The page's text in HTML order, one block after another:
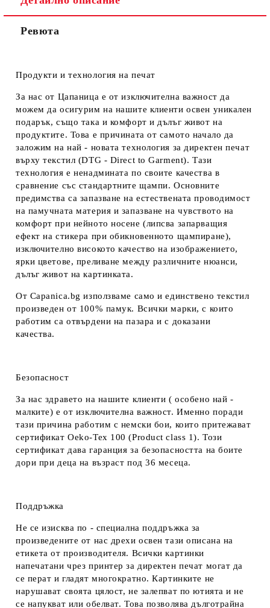
Ревюта
Продукти и технология на печат
За нас от Цапаница е от изключителна важност да
можем да осигурим на нашите клиенти освен уникален
подарък, също така и комфорт и дълъг живот на
продуктите. Това е причината от самото начало да
заложим на най - новата технология за директен печат
върху текстил (DTG - Direct to Garment). Тази
технология е ненадмината по своите качества в
сравнение със стандартните щампи. Основните
предимства са запазване на естествената проводимост
на памучната материя и запазване на чувството на
комфорт при нейното носене (липсва запарващия
ефект на стикера при обикновенното щампиране),
изключително високото качество на изображението,
ярки цветове, преливане между различните нюанси,
дълъг живот на картинката.
От Capanica.bg използваме само и единствено текстил
произведен от 100% памук. Всички марки, с които
работим са отвърдени на пазара и с доказани
качества.
Безопасност
За нас здравето на нашите клиенти ( особено най -
малките) е от изключителна важност. Именно поради
тази причина работим с немски бои, които притежават
сертификат Oeko-Tex 100 (Product class 1). Този
сертификат дава гаранция за безопасността на боите
дори при деца на възраст под 36 месеца.
Поддръжка
Не се изисква по - специална поддръжка за
произведените от нас дрехи освен тази описана на
етикета от производителя. Всички картинки
напечатани чрез принтер за директен печат могат да
се перат и гладят многократно. Картинките не
нарушават своята цялост, не залепват по ютията и не
се напукват или обелват. Това позволява дълготрайна